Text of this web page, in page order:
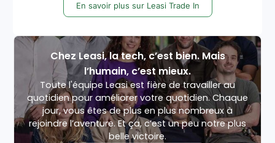
En savoir plus sur Leasi Trade In
Chez Leasi, la tech, c’est bien. Mais
l’humain, c’est mieux.
Toute l'équipe Leasi est fière de travailler au
quotidien pour améliorer votre quotidien. Chaque
jour, vous êtes de plus en plus nombreux à
rejoindre l’aventure. Et ça, c’est un peu notre plus
belle victoire.